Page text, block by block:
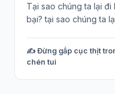
Tại sao chúng ta lại đi
bại? tại sao chúng ta
✍️ Đừng gắp cục thịt
chén tui